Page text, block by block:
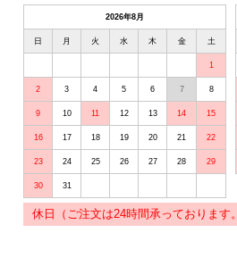
2026年8月
日 月 火 水 木 金 土
1
2 3 4 5 6 7 8
9 10 11 12 13 14 15
16 17 18 19 20 21 22
23 24 25 26 27 28 29
30 31
休日（ご注文は24時間承っております